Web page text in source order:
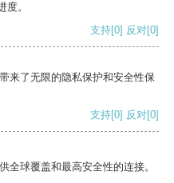
。
支持[0] 反对[0]
来了无限的隐私保护和安全性保
支持[0] 反对[0]
全球覆盖和最高安全性的连接。